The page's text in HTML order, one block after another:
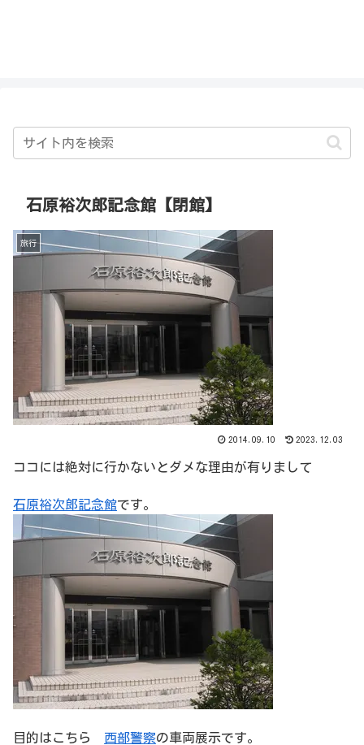
石原裕次郎記念館【閉館】
旅行
2014.09.10 2023.12.03
ココには絶対に行かないとダメな理由が有りまして
石原裕次郎記念館です。
目的はこちら 西部警察の車両展示です。